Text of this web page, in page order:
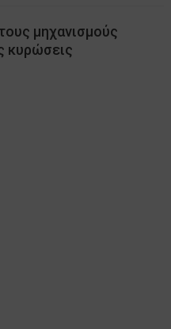
μηχανισμούς
κυρώσεις